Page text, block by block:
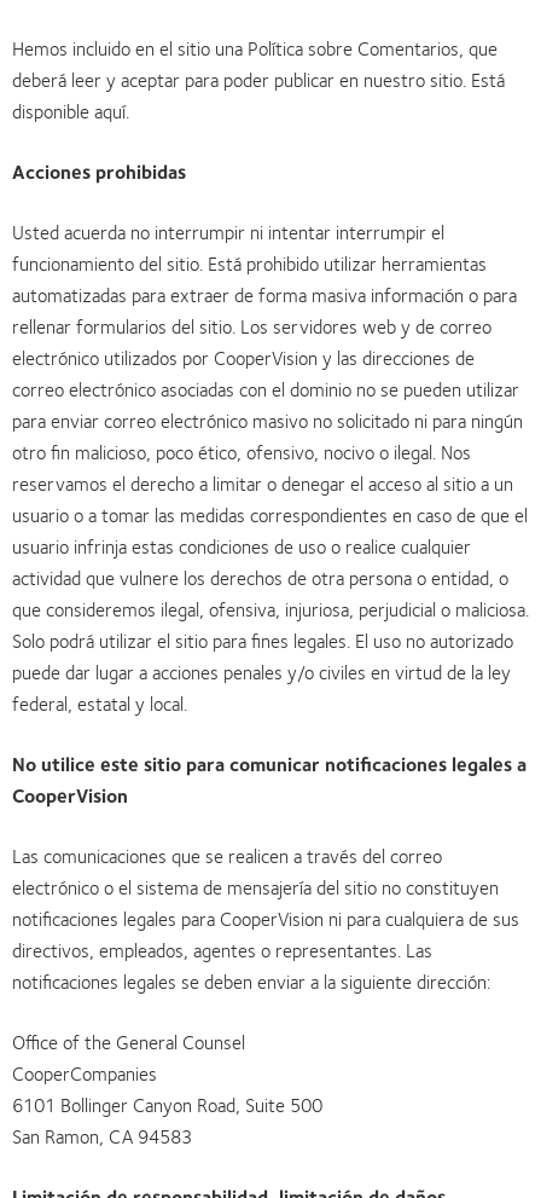
Hemos incluido en el sitio una Política sobre Comentarios, que
deberá leer y aceptar para poder publicar en nuestro sitio. Está
disponible aquí.
Acciones prohibidas
Usted acuerda no interrumpir ni intentar interrumpir el
funcionamiento del sitio. Está prohibido utilizar herramientas
automatizadas para extraer de forma masiva información o para
rellenar formularios del sitio. Los servidores web y de correo
electrónico utilizados por CooperVision y las direcciones de
correo electrónico asociadas con el dominio no se pueden utilizar
para enviar correo electrónico masivo no solicitado ni para ningún
otro fin malicioso, poco ético, ofensivo, nocivo o ilegal. Nos
reservamos el derecho a limitar o denegar el acceso al sitio a un
usuario o a tomar las medidas correspondientes en caso de que el
usuario infrinja estas condiciones de uso o realice cualquier
actividad que vulnere los derechos de otra persona o entidad, o
que consideremos ilegal, ofensiva, injuriosa, perjudicial o maliciosa.
Solo podrá utilizar el sitio para fines legales. El uso no autorizado
puede dar lugar a acciones penales y/o civiles en virtud de la ley
federal, estatal y local.
No utilice este sitio para comunicar notificaciones legales a
CooperVision
Las comunicaciones que se realicen a través del correo
electrónico o el sistema de mensajería del sitio no constituyen
notificaciones legales para CooperVision ni para cualquiera de sus
directivos, empleados, agentes o representantes. Las
notificaciones legales se deben enviar a la siguiente dirección:
Office of the General Counsel
CooperCompanies
6101 Bollinger Canyon Road, Suite 500
San Ramon, CA 94583